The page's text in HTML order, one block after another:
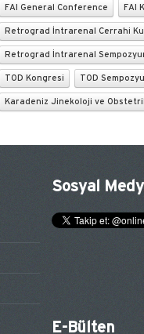
FAI General Conference FAI
Retrograd İntrarenal Cerrahi
Retrograd İntrarenal
TOD Kongresi TOD
Karadeniz Jinekoloji ve
Sosyal
E-Bülten